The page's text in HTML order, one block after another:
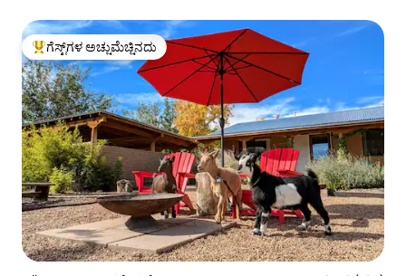
ಗೆಸ್ಟ್‌ಗಳಿಗೆ ಅತಿ ಹೆಚ್ಚು ಅಚ್ಚುಮೆಚ್ಚಿನದು
ಗೆಸ್ಟ್‌ಗಳ ಅಚ್ಚುಮೆಚ್ಚಿನದು